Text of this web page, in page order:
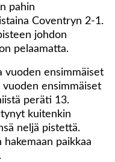
pahin
Coventryn 2-1.
johdon
pelaamatta.
vuoden ensimmäiset
ensimmäiset
peräti 13.
kuitenkin
neljä pistettä.
paikkaa